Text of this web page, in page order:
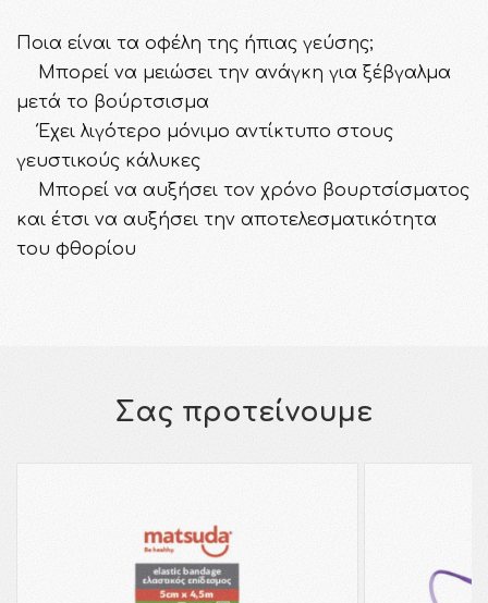
Ποια είναι τα οφέλη της ήπιας γεύσης;
Μπορεί να μειώσει την ανάγκη για ξέβγαλμα
μετά το βούρτσισμα
Έχει λιγότερο μόνιμο αντίκτυπο στους
γευστικούς κάλυκες
Μπορεί να αυξήσει τον χρόνο βουρτσίσματος
και έτσι να αυξήσει την αποτελεσματικότητα
του φθορίου
Σας προτείνουμε